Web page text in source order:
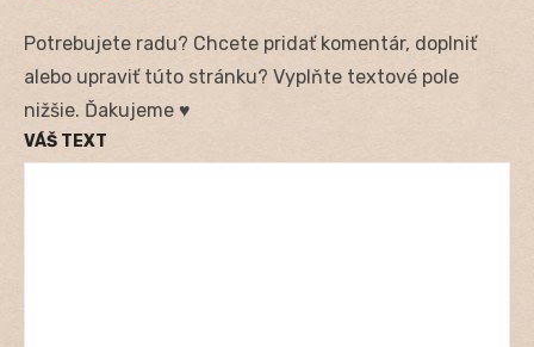
Potrebujete radu? Chcete pridať komentár, doplniť
alebo upraviť túto stránku? Vyplňte textové pole
nižšie. Ďakujeme ♥
VÁŠ TEXT